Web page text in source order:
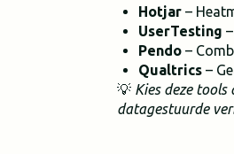
Hotjar –
UserTesting
Pendo –
Qualtrics –
💡 Kies deze
datagestuurde